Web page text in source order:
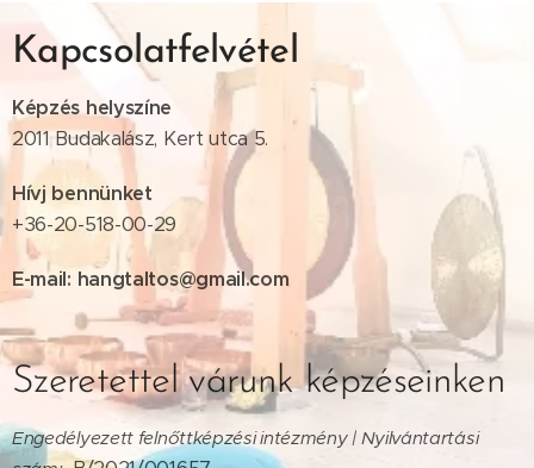
Kapcsolatfelvétel
Képzés helyszíne
2011 Budakalász, Kert utca 5.
Hívj bennünket
+36-20-518-00-29
E-mail: hangtaltos@gmail.com
Szeretettel várunk képzéseinken
Engedélyezett felnőttképzési intézmény | Nyilvántartási